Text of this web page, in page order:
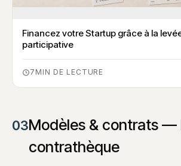
Financez votre Startup grâce à la
participative
7
03Modèles & contrats —
contrathèque